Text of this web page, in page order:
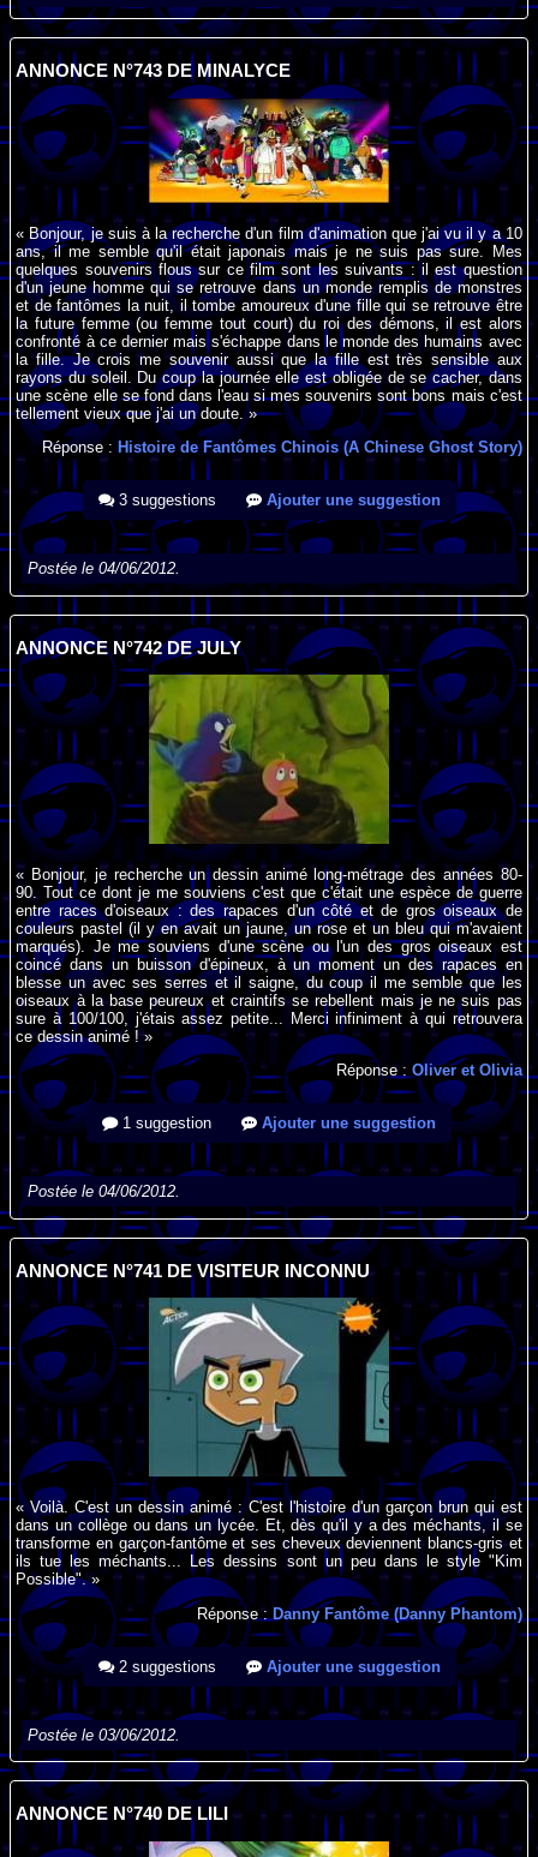
ANNONCE N°743 DE MINALYCE
« Bonjour, je suis à la recherche d'un film d'animation que j'ai vu il y a 10
ans, il me semble qu'il était japonais mais je ne suis pas sure. Mes
quelques souvenirs flous sur ce film sont les suivants : il est question
d'un jeune homme qui se retrouve dans un monde remplis de monstres
et de fantômes la nuit, il tombe amoureux d'une fille qui se retrouve être
la future femme (ou femme tout court) du roi des démons, il est alors
confronté à ce dernier mais s'échappe dans le monde des humains avec
la fille. Je crois me souvenir aussi que la fille est très sensible aux
rayons du soleil. Du coup la journée elle est obligée de se cacher, dans
une scène elle se fond dans l'eau si mes souvenirs sont bons mais c'est
tellement vieux que j'ai un doute. »
Réponse : Histoire de Fantômes Chinois (A Chinese Ghost Story)
3 suggestions Ajouter une suggestion
Postée le 04/06/2012.
ANNONCE N°742 DE JULY
« Bonjour, je recherche un dessin animé long-métrage des années 80-
90. Tout ce dont je me souviens c'est que c'était une espèce de guerre
entre races d'oiseaux : des rapaces d'un côté et de gros oiseaux de
couleurs pastel (il y en avait un jaune, un rose et un bleu qui m'avaient
marqués). Je me souviens d'une scène ou l'un des gros oiseaux est
coincé dans un buisson d'épineux, à un moment un des rapaces en
blesse un avec ses serres et il saigne, du coup il me semble que les
oiseaux à la base peureux et craintifs se rebellent mais je ne suis pas
sure à 100/100, j'étais assez petite... Merci infiniment à qui retrouvera
ce dessin animé ! »
Réponse : Oliver et Olivia
1 suggestion Ajouter une suggestion
Postée le 04/06/2012.
ANNONCE N°741 DE VISITEUR INCONNU
« Voilà. C'est un dessin animé : C'est l'histoire d'un garçon brun qui est
dans un collège ou dans un lycée. Et, dès qu'il y a des méchants, il se
transforme en garçon-fantôme et ses cheveux deviennent blancs-gris et
ils tue les méchants... Les dessins sont un peu dans le style "Kim
Possible". »
Réponse : Danny Fantôme (Danny Phantom)
2 suggestions Ajouter une suggestion
Postée le 03/06/2012.
ANNONCE N°740 DE LILI